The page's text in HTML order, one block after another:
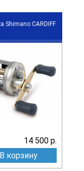
Shimano CARDIFF
14 500 р.
В корзину